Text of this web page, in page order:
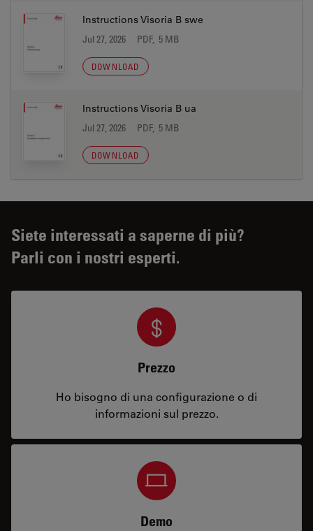
Instructions Visoria B swe
Jul 27, 2026 PDF, 5 MB
DOWNLOAD
Instructions Visoria B ua
Jul 27, 2026 PDF, 5 MB
DOWNLOAD
Siete interessati a saperne di più?
Parli con i nostri esperti.
Prezzo
Ho bisogno di una configurazione o di
informazioni sul prezzo.
Demo